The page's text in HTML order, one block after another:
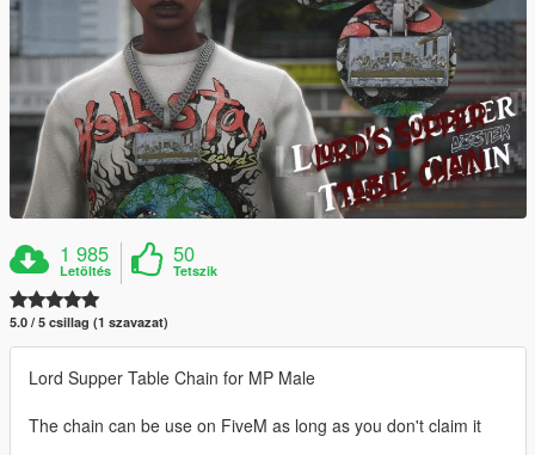
1 985
Letöltés
50
Tetszik
5.0 / 5 csillag (1 szavazat)
Lord Supper Table Chain for MP Male
The chain can be use on FiveM as long as you don't claim it